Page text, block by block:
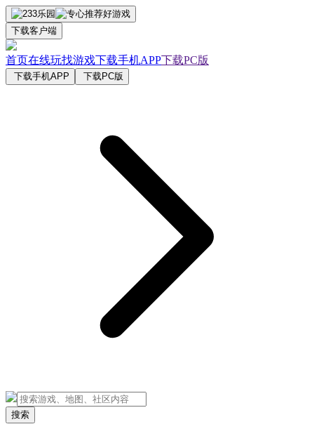
下载客户端
首页在线玩找游戏下载手机APP下载PC版
下载手机APP 下载PC版
搜索